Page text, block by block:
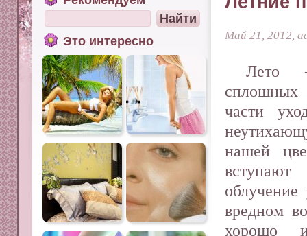
Май 21, 2012,
Лето
сплошных
части
нашей
вредном
хорошо
Это интересно